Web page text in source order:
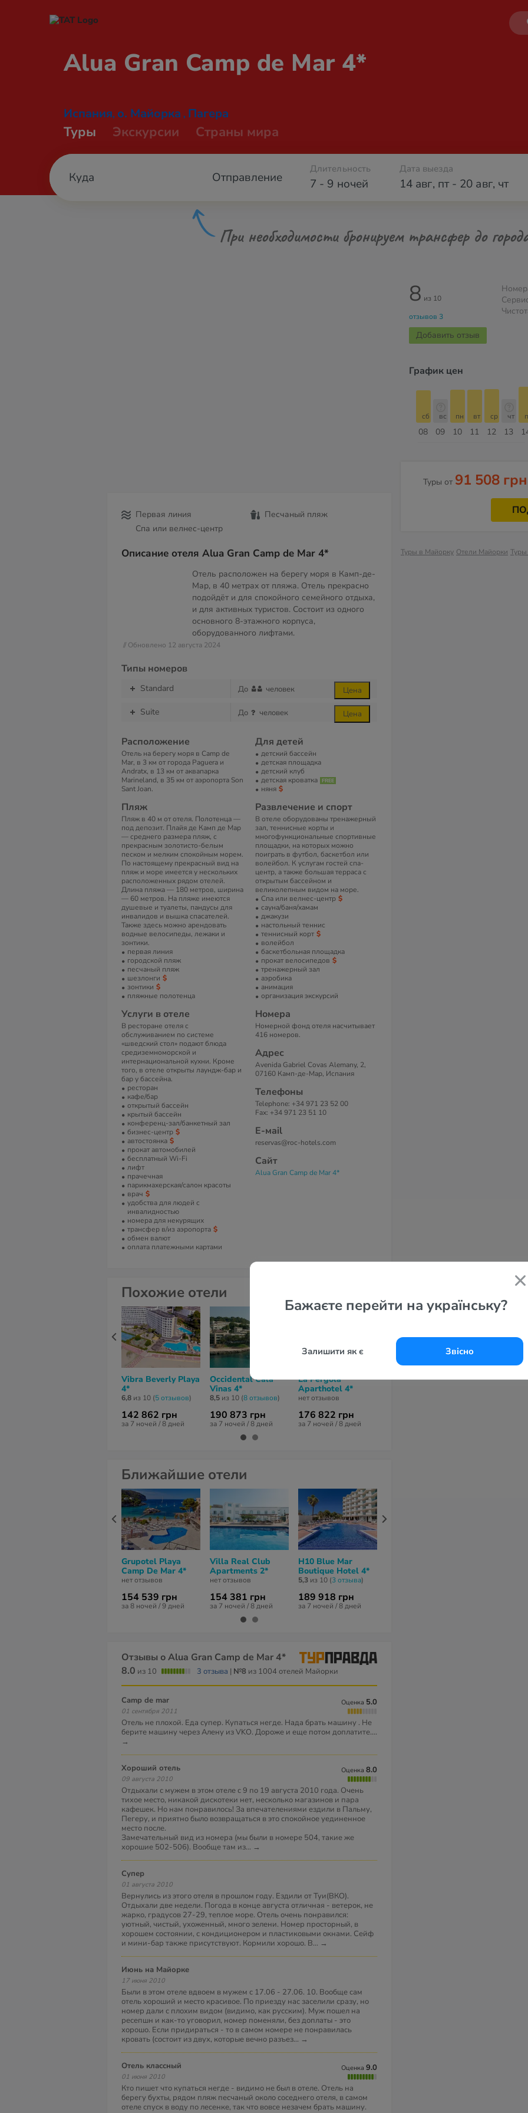
Бажаєте перейти на українську?
Залишити як є Звісно
Alua Gran Camp de Mar 4*
Испания, о. Майорка , Пагера
Туры Экскурсии Страны мира
Отправление 7 - 9 ночей
Длительность Дата выезда
14 авг, пт- 20 авг, чт
При необходимости бронируем трансфер до
Первая линия
Песчаный пляж
Спа или велнес-центр
Описание отеля Alua Gran Camp de Mar 4*
Отель расположен на берегу моря в Камп-де-
Мар, в 40 метрах от пляжа. Отель прекрасно
подойдёт и для спокойного семейного отдыха,
и для активных туристов. Состоит из одного
основного 8-этажного корпуса,
оборудованного лифтами.
// Обновлено 12 августа 2024
Типы номеров
Standard До человек Цена
Suite До человек Цена
Расположение
Отель на берегу моря в Camp de
Mar, в 3 км от города Paguera и
Andratx, в 13 км от аквапарка
Marineland, в 35 км от аэропорта Son
Sant Joan.
Пляж
Пляж в 40 м от отеля. Полотенца —
под депозит. Плайя де Камп де Мар
— среднего размера пляж, с
прекрасным золотисто-белым
песком и мелким спокойным морем.
По настоящему прекрасный вид на
пляж и море имеется у нескольких
расположенных рядом отелей.
Длина пляжа — 180 метров, ширина
— 60 метров. На пляже имеются
душевые и туалеты, пандусы для
инвалидов и вышка спасателей.
Также здесь можно арендовать
водные велосипеды, лежаки и
зонтики.
первая линия
городской пляж
песчаный пляж
шезлонги
зонтики
пляжные полотенца
Услуги в отеле
В ресторане отеля с
обслуживанием по системе
«шведский стол» подают блюда
средиземноморской и
интернациональной кухни. Кроме
того, в отеле открыты лаундж-бар и
бар у бассейна.
ресторан
кафе/бар
открытый бассейн
крытый бассейн
конференц-зал/банкетный зал
бизнес-центр
автостоянка
прокат автомобилей
бесплатный Wi-Fi
лифт
прачечная
парикмахерская/салон красоты
врач
удобства для людей с
инвалидностью
номера для некурящих
трансфер в/из аэропорта
обмен валют
оплата платежными картами
Для детей
детский бассейн
детская площадка
детский клуб
детская кроватка
няня
Развлечение и спорт
В отеле оборудованы тренажерный
зал, теннисные корты и
многофункциональные спортивные
площадки, на которых можно
поиграть в футбол, баскетбол или
волейбол. К услугам гостей спа-
центр, а также большая терраса с
открытым бассейном и
великолепным видом на море.
Спа или велнес-центр
сауна/баня/хамам
джакузи
настольный теннис
теннисный корт
волейбол
баскетбольная площадка
прокат велосипедов
тренажерный зал
аэробика
анимация
организация экскурсий
Номера
Номерной фонд отеля насчитывает
416 номеров.
Адрес
Avenida Gabriel Covas Alemany, 2,
07160 Камп-де-Мар, Испания
Телефоны
Telephone: +34 971 23 52 00
Fax: +34 971 23 51 10
Е-маil
reservas@roc-hotels.com
Сайт
Alua Gran Camp de Mar 4*
8 из 10
отзывов 3
Добавить отзыв
График цен
08
сб
09
вс
10
пн
11
вт
12
ср
13
чт
Туры от 91 508 грн
Туры в Майорку Отели Майорки
Похожие отели
Vibra Beverly Playa
4*
6,8 из 10 (5 отзывов)
142 862 грн
за 7 ночей / 8 дней
Occidental Cala
Vinas 4*
8,5 из 10 (8 отзывов)
190 873 грн
за 7 ночей / 8 дней
La Pergola
Aparthotel 4*
нет отзывов
176 822 грн
за 7 ночей / 8 дней
Fergus Style Cala
Blau Colonia
Ближайшие отели
Grupotel Playa
Camp De Mar 4*
нет отзывов
154 539 грн
за 8 ночей / 9 дней
Villa Real Club
Apartments 2*
нет отзывов
154 381 грн
за 7 ночей / 8 дней
H10 Blue Mar
Boutique Hotel 4*
5,3 из 10 (3 отзывa)
189 918 грн
за 7 ночей / 8 дней
Отзывы о Alua Gran Camp de Mar 4*
8.0 из 10 3 отзыва | №8 из 1004 отелей Майорки
Camp de mar
01 сентября 2011
Оценка
5.0
Отель не плохой. Еда супер. Купаться негде. Нада брать машину . Не
берите машину через Алену из VKO. Дороже и еще потом доплатите....
→
Хороший отель
09 августа 2010
Оценка
8.0
Отдыхали с мужем в этом отеле с 9 по 19 августа 2010 года. Очень
тихое место, никакой дискотеки нет, несколько магазинов и пара
кафешек. Но нам понравилось! За впечателениями ездили в Пальму,
Пегеру, и приятно было возвращаться в это спокойное уединенное
место после.
Замечательный вид из номера (мы были в номере 504, такие же
хорошие 502-506). Вообще там из... →
Супер
01 августа 2010
Вернулись из этого отеля в прошлом году. Ездили от Туи(ВКО).
Отдыхали две недели. Погода в конце августа отличная - ветерок, не
жарко, градусов 27-29, теплое море. Отель очень понравился:
уютный, чистый, ухоженный, много зелени. Номер просторный, в
хорошем состоянии, с кондиционером и пластиковыми окнами. Сейф
и мини-бар также присутствуют. Кормили хорошо. В... →
Июнь на Майорке
17 июня 2010
Были в этом отеле вдвоем в мужем с 17.06 - 27.06. 10. Вообще сам
отель хороший и место красивое. По приезду нас заселили сразу, но
номер дали с плохим видом (видимо, как русским). Муж пошел на
ресепшн и как-то уговорил, номер поменяли, без доплаты - это
хорошо. Если придираться - то в самом номере не понравилась
кровать (состоит из двух, которые вечно разъез... →
Отель классный
01 июня 2010
Оценка
9.0
Кто пишет что купаться негде - видимо не был в отеле. Отель на
берегу бухты, рядом пляж песчаный около соседнего отеля, в самом
отеле спуск в воду по лесенке, так что вовсе незачем брать машину.